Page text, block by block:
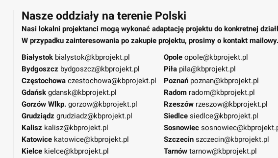
Nasze oddziały na terenie Polski
Nasi lokalni projektanci mogą wykonać adaptację projektu do konkretnej
W przypadku zainteresowania po zakupie projektu, prosimy o kontakt mailowy.
Białystok bialystok@kbprojekt.pl
Bydgoszcz bydgoszcz@kbprojekt.pl
Częstochowa czestochowa@kbprojekt.pl
Gdańsk gdansk@kbprojekt.pl
Gorzów Wlkp. gorzow@kbprojekt.pl
Grudziądz grudziadz@kbprojekt.pl
Kalisz kalisz@kbprojekt.pl
Katowice katowice@kbprojekt.pl
Kielce kielce@kbprojekt.pl
Opole opole@kbprojekt.pl
Piła pila@kbprojekt.pl
Poznań poznan@kbprojekt.pl
Radom radom@kbprojekt.pl
Rzeszów rzeszow@kbprojekt.pl
Siedlce siedlce@kbprojekt.pl
Sosnowiec
Szczecin szczecin@kbprojekt.pl
Tarnów tarnow@kbprojekt.pl